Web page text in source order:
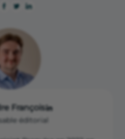
François
éditorial